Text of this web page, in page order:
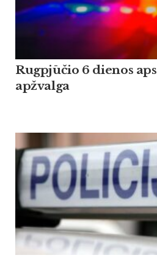
Rugpjūčio 6 dienos
apžvalga